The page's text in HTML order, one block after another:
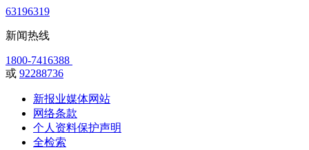
63196319
新闻热线
1800-7416388
或 92288736
新报业媒体网站
网络条款
个人资料保护声明
全检索